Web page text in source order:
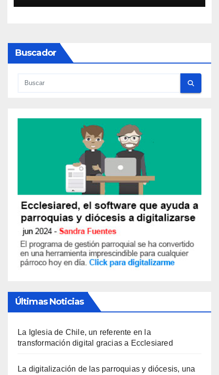
Buscador
Últimas Noticias
La Iglesia de Chile, un referente en la
transformación digital gracias a Ecclesiared
La digitalización de las parroquias y diócesis, una